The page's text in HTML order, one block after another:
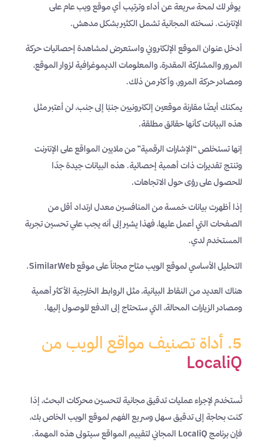
يوفر لك لمحة سريعة عن أداء وترتيب أي موقع ويب عام على
الإنترنت. نسخته المجانية تشمل الكثير بشكل مدهش.
أدخل عنوان الموقع الإلكتروني واستعرض لمشاهدة إحصائيات حركة
المرور والمشاركة المقدرة، والمعلومات الديموغرافية لزوار الموقع،
ومصادر حركة المرور، وأكثر من ذلك.
يمكنك أيضًا مقارنة موقعين إلكترونيين جنبًا إلى جنب، لن أعتبر مثل
هذه البيانات كأنها حقائق مطلقة.
إنها تستخلص “الإشارات الرقمية” من ملايين المواقع على الإنترنت
وتنتج تقديرات ذات أهمية إحصائية. هذه البيانات جيدة جدًا
للحصول على رؤى حول الاتجاهات.
إذا أظهرت بيانات خمسة من المنافسين معدل ارتداد أقل من
الصفحات التي أعمل عليها، فهذا يشير إلى أنه يجب علي تحسين تجربة
المستخدم لدي.
التحليل الأساسي لموقع الويب متاح مجاناً على موقع SimilarWeb.
هناك العديد من النقاط البيانية، مثل الروابط الخارجية الأكثر أهمية
ومصادر الزيارات المحالة، التي ستحتاج إلى الدفع للوصول إليها.
5. أداة تصنيف مواقع الويب من
LocaliQ
تُستخدم لإجراء عمليات تدقيق مجانية لتحسين محركات البحث، إذا
كنت بحاجة إلى تدقيق سهل وسريع الفهم لموقع الويب الخاص بك،
فإن برنامج LocaliQ المجاني لتقييم المواقع سيتولى هذه المهمة.